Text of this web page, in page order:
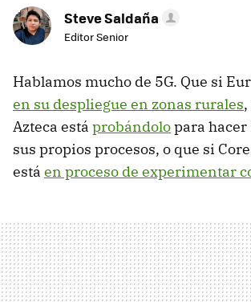
Steve Saldaña
Editor Senior
Hablamos mucho de 5G. Que si
en su despliegue en zonas rurales
Azteca está probándolopara
sus propios procesos, o que si
está en proceso de experimentar